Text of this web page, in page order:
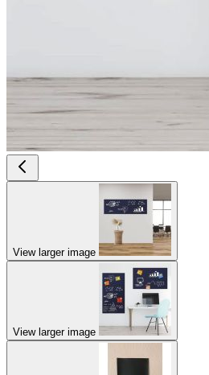
View larger image
View larger image